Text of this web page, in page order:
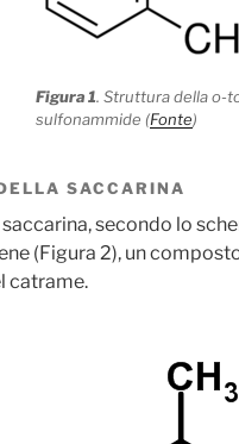
Figura 1. Struttura della o-
sulfonammide (Fonte)
SACCARINA
secondo lo
(Figura 2), un
catrame.